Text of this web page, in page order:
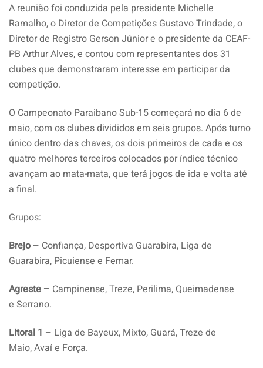
A reunião foi conduzida pela presidente Michelle
Ramalho, o Diretor de Competições Gustavo Trindade, o
Diretor de Registro Gerson Júnior e o presidente da CEAF-
PB Arthur Alves, e contou com representantes dos 31
clubes que demonstraram interesse em participar da
competição.
O Campeonato Paraibano Sub-15 começará no dia 6 de
maio, com os clubes divididos em seis grupos. Após turno
único dentro das chaves, os dois primeiros de cada e os
quatro melhores terceiros colocados por índice técnico
avançam ao mata-mata, que terá jogos de ida e volta até
a final.
Grupos:
Brejo – Confiança, Desportiva Guarabira, Liga de
Guarabira, Picuiense e Femar.
Agreste – Campinense, Treze, Perilima, Queimadense
e Serrano.
Litoral 1 – Liga de Bayeux, Mixto, Guará, Treze de
Maio, Avaí e Força.